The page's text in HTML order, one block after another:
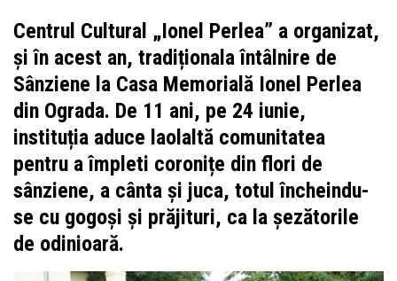
Centrul Cultural „Ionel Perlea” a organizat,
și în acest an, tradiționala întâlnire de
Sânziene la Casa Memorială Ionel Perlea
din Ograda. De 11 ani, pe 24 iunie,
instituția aduce laolaltă comunitatea
pentru a împleti coronițe din flori de
sânziene, a cânta și juca, totul încheindu-
se cu gogoși și prăjituri, ca la șezătorile
de odinioară.